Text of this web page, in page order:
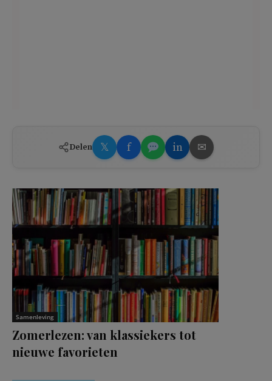
Delen 𝕏 f in ✉
Samenleving
Zomerlezen: van klassiekers tot
nieuwe favorieten